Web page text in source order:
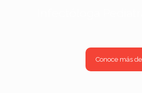
Conoce más